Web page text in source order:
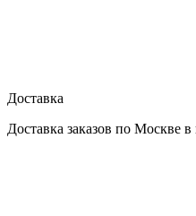
Доставка
Доставка заказов по Москве